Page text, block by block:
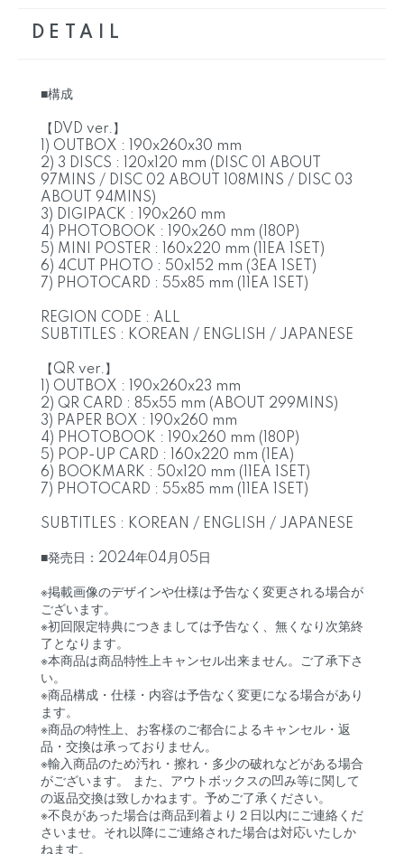
DETAIL
■構成
【DVD ver.】
1) OUTBOX : 190x260x30 mm
2) 3 DISCS : 120x120 mm (DISC 01 ABOUT
97MINS / DISC 02 ABOUT 108MINS / DISC 03
ABOUT 94MINS)
3) DIGIPACK : 190x260 mm
4) PHOTOBOOK : 190x260 mm (180P)
5) MINI POSTER : 160x220 mm (11EA 1SET)
6) 4CUT PHOTO : 50x152 mm (3EA 1SET)
7) PHOTOCARD : 55x85 mm (11EA 1SET)
REGION CODE : ALL
SUBTITLES : KOREAN / ENGLISH / JAPANESE
【QR ver.】
1) OUTBOX : 190x260x23 mm
2) QR CARD : 85x55 mm (ABOUT 299MINS)
3) PAPER BOX : 190x260 mm
4) PHOTOBOOK : 190x260 mm (180P)
5) POP-UP CARD : 160x220 mm (1EA)
6) BOOKMARK : 50x120 mm (11EA 1SET)
7) PHOTOCARD : 55x85 mm (11EA 1SET)
SUBTITLES : KOREAN / ENGLISH / JAPANESE
■発売日：2024年04月05日
※掲載画像のデザインや仕様は予告なく変更される場合が
ございます。
※初回限定特典につきましては予告なく、無くなり次第終
了となります。
※本商品は商品特性上キャンセル出来ません。ご了承下さ
い。
※商品構成・仕様・内容は予告なく変更になる場合があり
ます。
※商品の特性上、お客様のご都合によるキャンセル・返
品・交換は承っておりません。
※輸入商品のため汚れ・擦れ・多少の破れなどがある場合
がございます。 また、アウトボックスの凹み等に関して
の返品交換は致しかねます。予めご了承ください。
※不良があった場合は商品到着より２日以内にご連絡くだ
さいませ。それ以降にご連絡された場合は対応いたしか
ねます。